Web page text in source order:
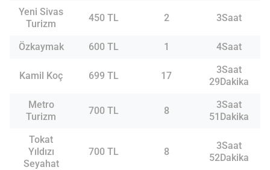
Yeni Sivas
Turizm
450 TL 2 3Saat
Özkaymak 600 TL 1 4Saat
Kamil Koç 699 TL 17
3Saat
29Dakika
Metro
Turizm
700 TL 8
3Saat
51Dakika
Tokat
Yıldızı
Seyahat
700 TL 8
3Saat
52Dakika